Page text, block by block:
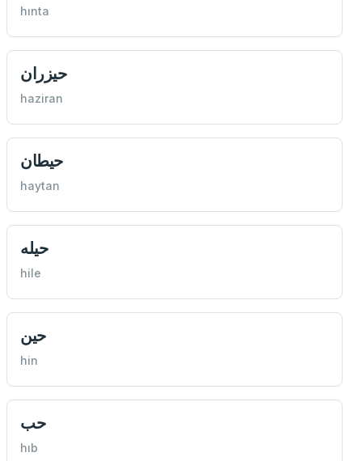
hınta
حيزران
haziran
حيطان
haytan
حيله
hile
حين
hin
حب
hıb